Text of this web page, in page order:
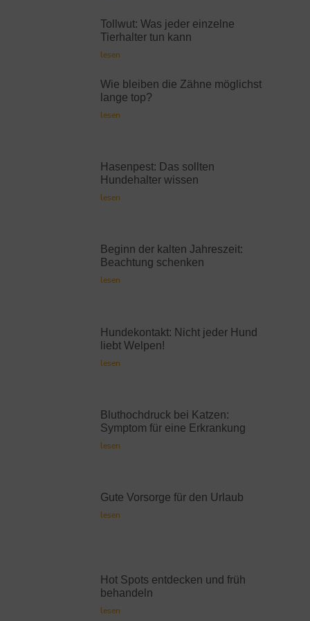
Tollwut: Was jeder einzelne
Tierhalter tun kann
lesen
Wie bleiben die Zähne möglichst
lange top?
lesen
Hasenpest: Das sollten
Hundehalter wissen
lesen
Beginn der kalten Jahreszeit:
Beachtung schenken
lesen
Hundekontakt: Nicht jeder Hund
liebt Welpen!
lesen
Bluthochdruck bei Katzen:
Symptom für eine Erkrankung
lesen
Gute Vorsorge für den Urlaub
lesen
Hot Spots entdecken und früh
behandeln
lesen